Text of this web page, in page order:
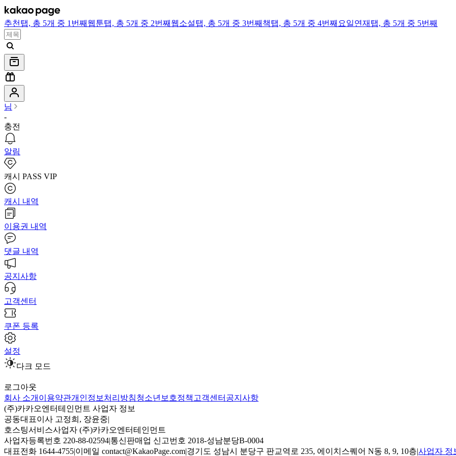
추천 탭, 총 5개 중 1번째 웹툰탭, 총 5개 중 2번째 웹소설탭, 총 5개 중 3번째 책탭, 총 5개 중 4번째 요일연재 탭, 총 5개 중 5번째
님
-
충전
알림
캐시 PASS VIP
캐시 내역
이용권 내역
댓글 내역
공지사항
고객센터
쿠폰 등록
설정
다크 모드
로그아웃
회사 소개 이용약관개인정보처리방침청소년보호정책 고객센터 공지사항
(주)카카오엔터테인먼트 사업자 정보
공동대표이사 고정희, 장윤중|
호스팅서비스사업자 (주)카카오엔터테인먼트
사업자등록번호 220-88-02594|통신판매업 신고번호 2018-성남분당B-0004
대표전화 1644-4755|이메일 contact@KakaoPage.com|경기도 성남시 분당구 판교역로 235, 에이치스퀘어 N동 8, 9, 10층|사업자 정